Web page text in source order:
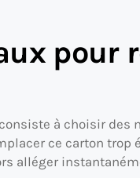
pour
consiste à choisir des
ce carton trop
alléger